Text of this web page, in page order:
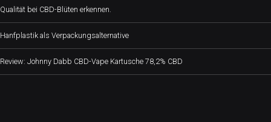
Qualität bei CBD-Blüten erkennen.
Hanfplastik als Verpackungsalternative
Review: Johnny Dabb CBD-Vape Kartusche 78,2% CBD